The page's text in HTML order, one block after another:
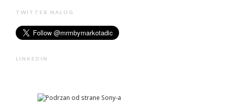
TWITTER NALOG
LINKEDIN